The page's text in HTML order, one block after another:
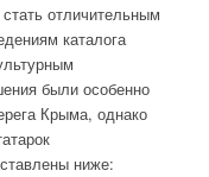
отличительным
каталога
были особенно
Крыма, однако
ниже: